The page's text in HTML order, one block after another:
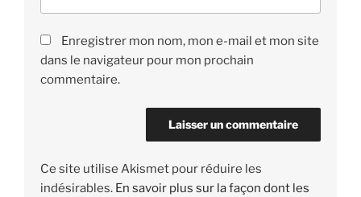
Enregistrer mon nom, mon e-mail et mon site
dans le navigateur pour mon prochain
commentaire.
Ce site utilise Akismet pour réduire les
indésirables. En savoir plus sur la façon dont les